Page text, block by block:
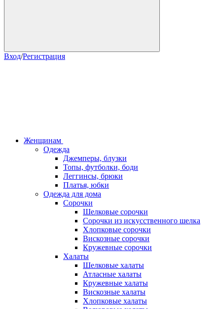
Вход/Регистрация
Женщинам
Одежда
Джемперы, блузки
Топы, футболки, боди
Леггинсы, брюки
Платья, юбки
Одежда для дома
Сорочки
Шелковые сорочки
Сорочки из искусственного шелка
Хлопковые сорочки
Вискозные сорочки
Кружевные сорочки
Халаты
Шелковые халаты
Атласные халаты
Кружевные халаты
Вискозные халаты
Хлопковые халаты